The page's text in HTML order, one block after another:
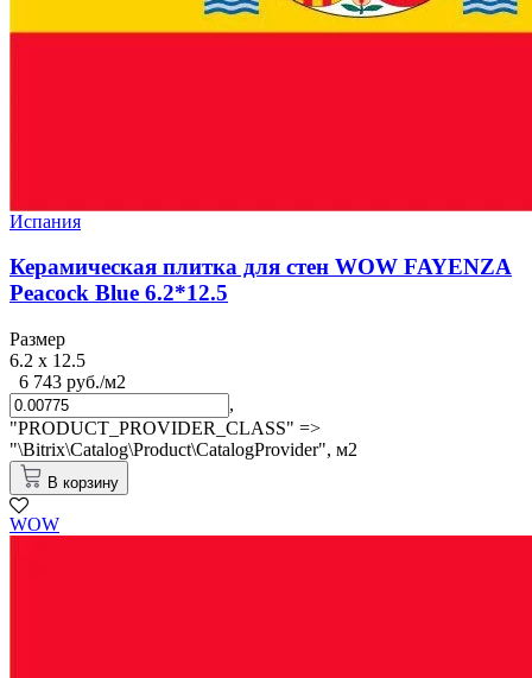
Испания
Керамическая плитка для стен WOW FAYENZA
Peacock Blue 6.2*12.5
Размер
6.2 x 12.5
6 743 руб./м2
,
"PRODUCT_PROVIDER_CLASS" =>
"\Bitrix\Catalog\Product\CatalogProvider", м2
В корзину
WOW